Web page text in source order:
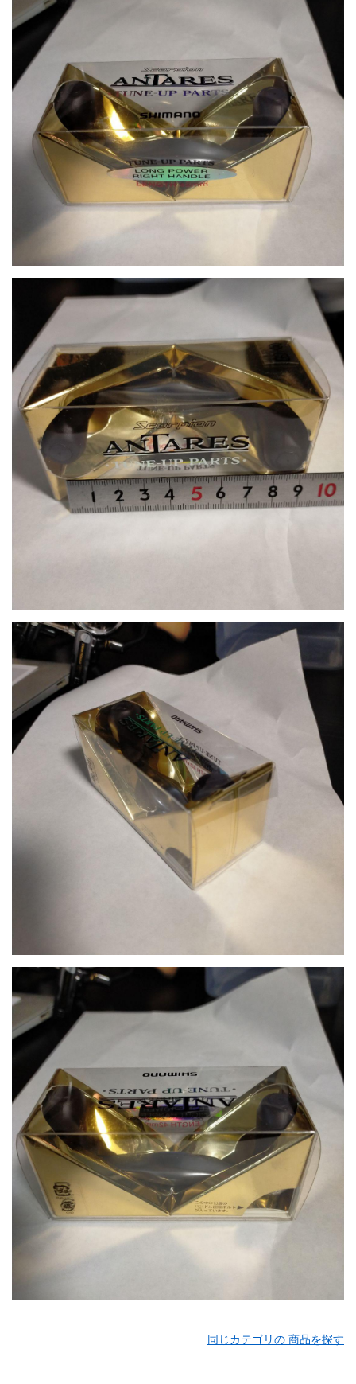
同じカテゴリの 商品を探す